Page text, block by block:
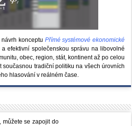
konceptu Přímé systémové ekonomické
efektivní společenskou správu na libovolné
obec, region, stát, kontinent až po celou
současnou tradiční politiku na všech úrovních
hlasování v reálném čase.
můžete se zapojit do